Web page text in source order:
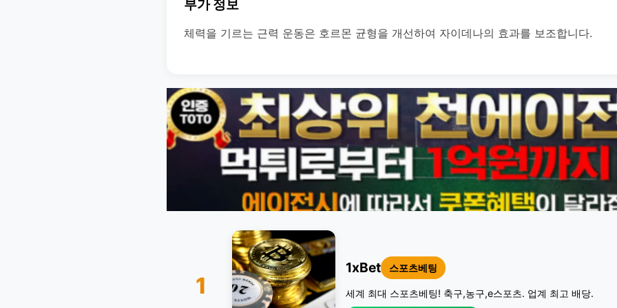
부가 정보
체력을 기르는 근력 운동은 호르몬 균형을 개선하여 자이데나의 효과를 보조합니다.
1
1xBet 스포츠베팅
세계 최대 스포츠베팅! 축구,농구,e스포츠. 업계 최고 배당.